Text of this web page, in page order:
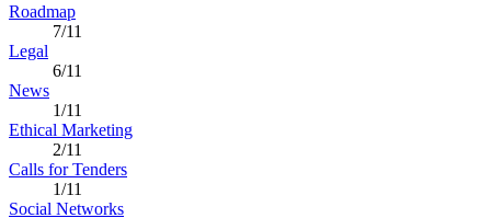
Roadmap
7/11
Legal
6/11
News
1/11
Ethical Marketing
2/11
Calls for Tenders
1/11
Social Networks